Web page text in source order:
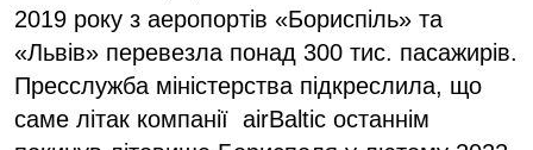
2019 року з аеропортів «Бориспіль» та
«Львів» перевезла понад 300 тис. пасажирів.
Пресслужба міністерства підкреслила, що
саме літак компанії airBaltic останнім